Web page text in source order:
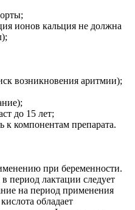
ионов кальция не должна
возникновения аритмии);
до 15 лет;
к компонентам препарата.
при беременности.
период лактации следует
на период применения
обладает